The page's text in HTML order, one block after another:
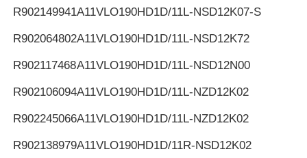
R902149941A11VLO190HD1D/11L-NSD12K07-S
R902064802A11VLO190HD1D/11L-NSD12K72
R902117468A11VLO190HD1D/11L-NSD12N00
R902106094A11VLO190HD1D/11L-NZD12K02
R902245066A11VLO190HD1D/11L-NZD12K02
R902138979A11VLO190HD1D/11R-NSD12K02